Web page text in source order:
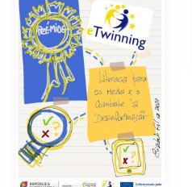
Páginas